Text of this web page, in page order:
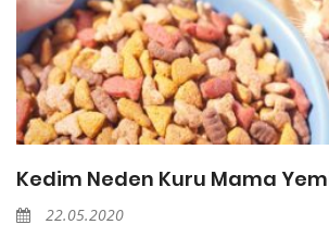
Kedim Neden Kuru Mama
22.05.2020